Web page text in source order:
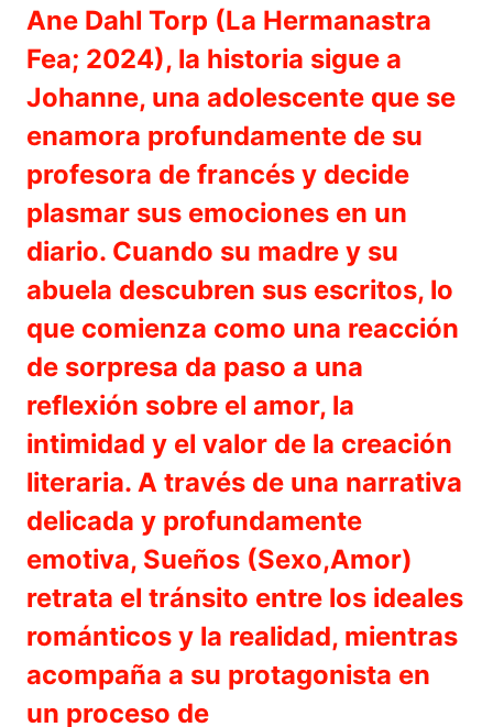
Ane Dahl Torp (La Hermanastra
Fea; 2024), la historia sigue a
Johanne, una adolescente que se
enamora profundamente de su
profesora de francés y decide
plasmar sus emociones en un
diario. Cuando su madre y su
abuela descubren sus escritos, lo
que comienza como una reacción
de sorpresa da paso a una
reflexión sobre el amor, la
intimidad y el valor de la creación
literaria. A través de una narrativa
delicada y profundamente
emotiva, Sueños (Sexo,Amor)
retrata el tránsito entre los ideales
románticos y la realidad, mientras
acompaña a su protagonista en
un proceso de